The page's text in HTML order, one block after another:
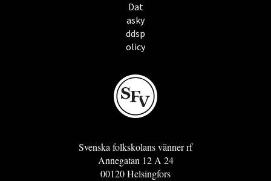
Dat
asky
ddsp
olicy
Svenska folkskolans vänner rf
Annegatan 12 A 24
00120 Helsingfors